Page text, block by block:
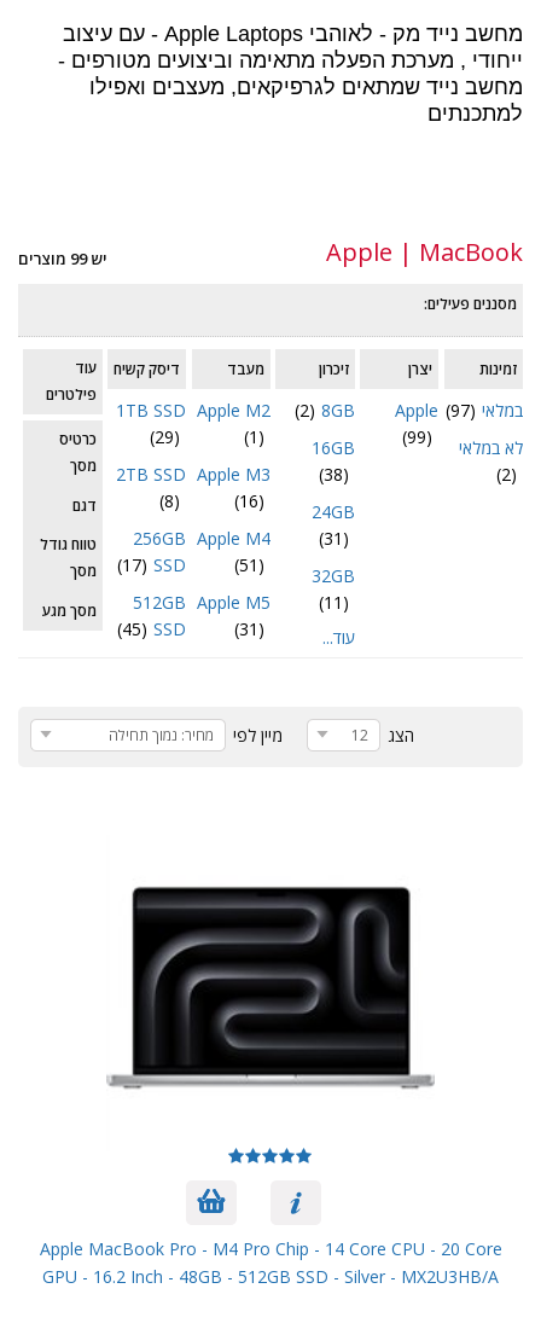
מחשב נייד מק - לאוהבי Apple Laptops - עם עיצוב
ייחודי , מערכת הפעלה מתאימה וביצועים מטורפים -
מחשב נייד שמתאים לגרפיקאים, מעצבים ואפילו
למתכנתים
Apple | MacBook יש 99 מוצרים
מסננים פעילים:
זמינות
במלאי (97)
לא במלאי
(2)
יצרן
Apple
(99)
זיכרון
8GB
(2)
16GB
(38)
24GB
(31)
32GB
(11)
עוד...
מעבד
Apple M2
(1)
Apple M3
(16)
Apple M4
(51)
Apple M5
(31)
דיסק קשיח
1TB SSD
(29)
2TB SSD
(8)
256GB
SSD
(17)
512GB
SSD
(45)
עוד
פילטרים
כרטיס
מסך
דגם
טווח גודל
מסך
מסך מגע
מיין לפי מחיר: נמוך תחילה הצג 12
Apple MacBook Pro - M4 Pro Chip - 14 Core CPU - 20 Core
GPU - 16.2 Inch - 48GB - 512GB SSD - Silver - MX2U3HB/A